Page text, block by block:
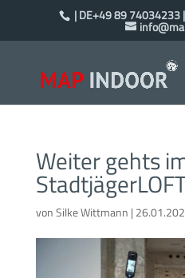
| DE+49 89
Weiter gehts
vonSilke Wittmann |